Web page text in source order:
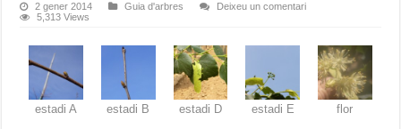
2 gener 2014 Guia d'arbres
Deixeu un comentari
5,313 Views
estadi A estadi B estadi D estadi E flor